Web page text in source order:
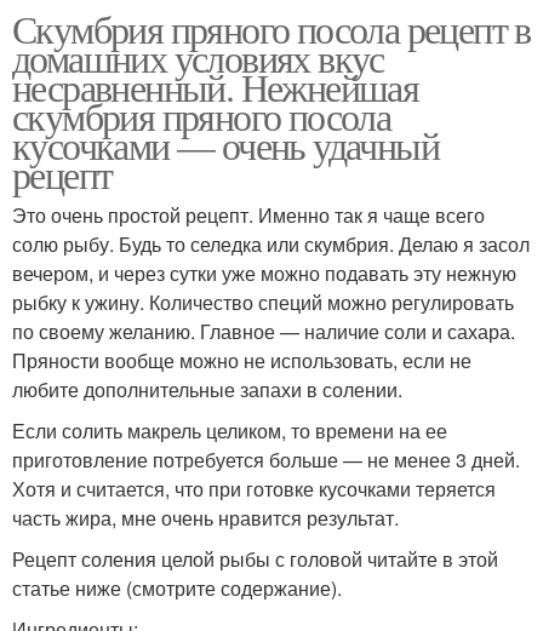
Скумбрия пряного посола рецепт в
домашних условиях вкус
несравненный. Нежнейшая
скумбрия пряного посола
кусочками — очень удачный
рецепт
Это очень простой рецепт. Именно так я чаще всего
солю рыбу. Будь то селедка или скумбрия. Делаю я засол
вечером, и через сутки уже можно подавать эту нежную
рыбку к ужину. Количество специй можно регулировать
по своему желанию. Главное — наличие соли и сахара.
Пряности вообще можно не использовать, если не
любите дополнительные запахи в солении.
Если солить макрель целиком, то времени на ее
приготовление потребуется больше — не менее 3 дней.
Хотя и считается, что при готовке кусочками теряется
часть жира, мне очень нравится результат.
Рецепт соления целой рыбы с головой читайте в этой
статье ниже (смотрите содержание).